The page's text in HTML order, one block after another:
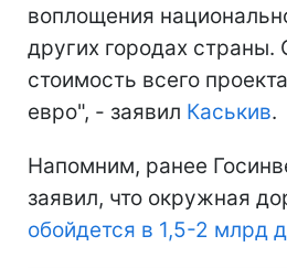
воплощения
других городах страны.
стоимость всего
евро", - заявил Каськив.
Напомним, ранее
заявил, что окружная
обойдется в 1,5-2 млрд